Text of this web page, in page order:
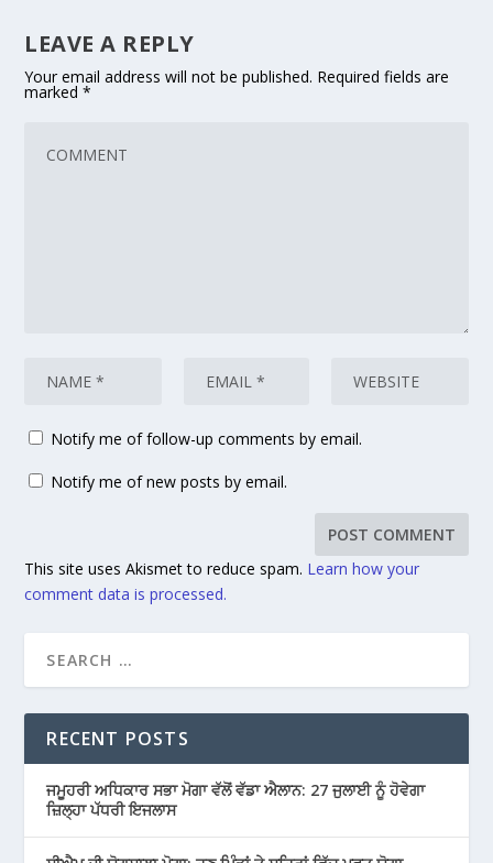
LEAVE A REPLY
Your email address will not be published. Required fields are
marked*
Notify me of follow-up comments by email.
Notify me of new posts by email.
This site uses Akismet to reduce spam. Learn how your
comment data is processed.
RECENT POSTS
ਜਮੂਹਰੀ ਅਧਿਕਾਰ ਸਭਾ ਮੋਗਾ ਵੱਲੋਂ ਵੱਡਾ ਐਲਾਨ: 27 ਜੁਲਾਈ ਨੂੰ ਹੋਵੇਗਾ
ਜ਼ਿਲ੍ਹਾ ਪੱਧਰੀ ਇਜਲਾਸ